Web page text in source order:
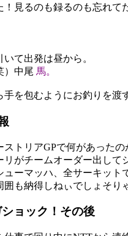
！見るのも録るのも忘れて
いて出発は昼から。
）中尾 馬。
を包むようにお釣りを渡
ストリアGPで何があった
リがチームオーダー出して
ューマッハ、全サーキット
囲も納得しねぃでしょそり
ョック！その後